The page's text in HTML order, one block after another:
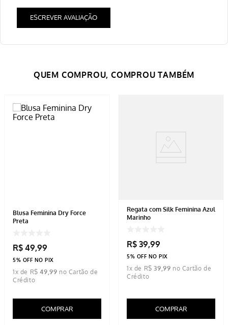
ESCREVER AVALIAÇÃO
Blusa Feminina Dry Force
Preta
R$ 49,99
5% OFF NO PIX
1x de R$ 49 ,99
COMPRAR
Regata com Silk Feminina Azul
Marinho
R$ 39,99
5% OFF NO PIX
1x de R$ 39 ,99
COMPRAR